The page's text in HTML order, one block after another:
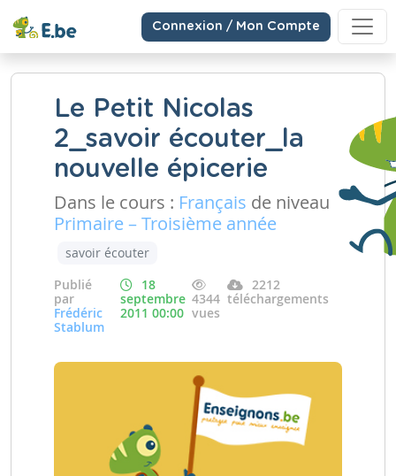
Connexion / Mon Compte
Le Petit Nicolas
2_savoir écouter_la
nouvelle épicerie
Dans le cours : Français de niveau
Primaire – Troisième année
savoir écouter
Publié
par
Frédéric
Stablum
18
septembre
2011 00:00
4344
vues
2212
téléchargements